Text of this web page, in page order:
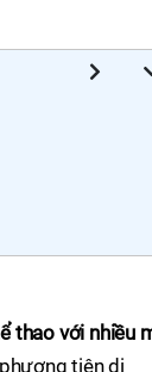
thao với nhiều
tiện di